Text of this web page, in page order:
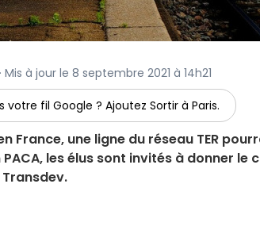
· Mis à jour le 8 septembre 2021 à 14h21
votre fil Google ? Ajoutez Sortir à Paris.
France, une ligne du réseau TER
PACA, les élus sont invités à donner